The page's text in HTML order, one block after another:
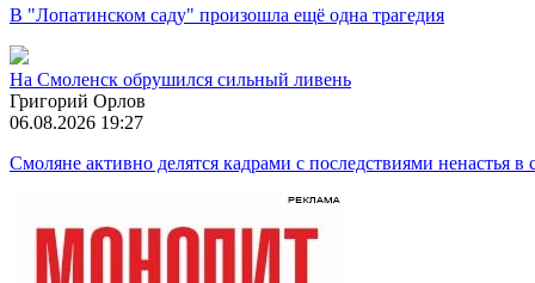
В "Лопатинском саду" произошла ещё одна трагедия
На Смоленск обрушился сильный ливень
Григорий Орлов
06.08.2026 19:27
Смоляне активно делятся кадрами с последствиями ненастья в